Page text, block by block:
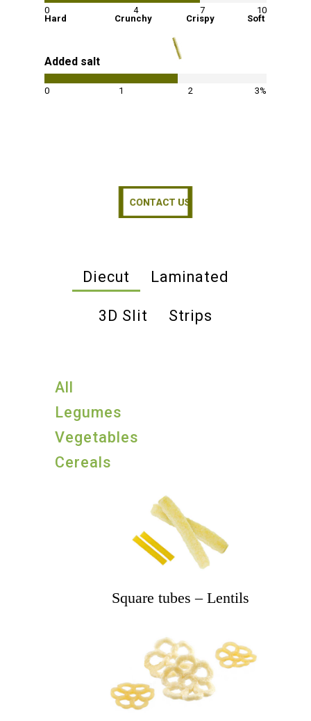
0 4 7
10
Hard
Crunchy Crispy Soft
Added salt
0 1 2 3%
CONTACT US
Diecut Laminated
3D Slit Strips
All
Legumes
Vegetables
Cereals
Square tubes – Lentils